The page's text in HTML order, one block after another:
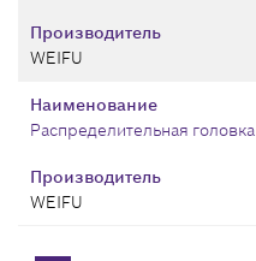
Производитель
WEIFU
Производитель
WEIFU
Наименование
Распределительная головка